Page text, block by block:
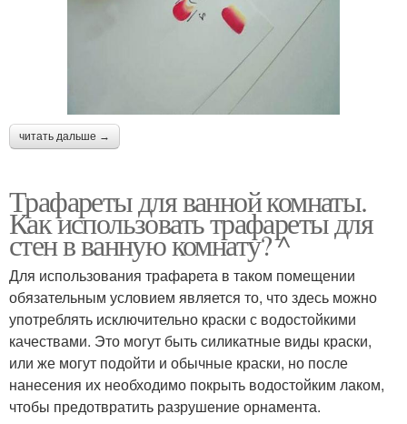
читать дальше →
Трафареты для ванной комнаты.
Как использовать трафареты для
стен в ванную комнату? ^
Для использования трафарета в таком помещении
обязательным условием является то, что здесь можно
употреблять исключительно краски с водостойкими
качествами. Это могут быть силикатные виды краски,
или же могут подойти и обычные краски, но после
нанесения их необходимо покрыть водостойким лаком,
чтобы предотвратить разрушение орнамента.